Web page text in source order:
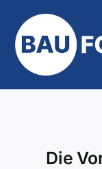
Inhalt
springen
Die